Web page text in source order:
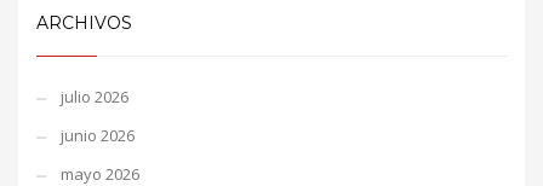
ARCHIVOS
julio 2026
junio 2026
mayo 2026